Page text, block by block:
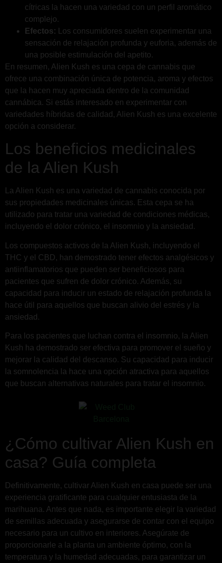
cítricas la hacen una variedad con un perfil aromático
complejo.
Efectos: Los consumidores suelen experimentar una
sensación de relajación profunda y euforia, además de
una posible estimulación del apetito.
En resumen, Alien Kush es una cepa de cannabis que
ofrece una combinación única de potencia, aroma y efectos
que la hacen muy apreciada dentro de la comunidad
cannábica. Si estás interesado en experimentar con
variedades híbridas de calidad, Alien Kush es una excelente
opción a considerar.
Los beneficios medicinales
de la Alien Kush
La Alien Kush es una variedad de cannabis conocida por
sus propiedades medicinales únicas. Esta cepa se ha
utilizado para tratar una variedad de condiciones médicas,
incluyendo el dolor crónico, el insomnio y la ansiedad.
Los compuestos activos de la Alien Kush, incluyendo el
THC y el CBD, han demostrado tener efectos analgésicos y
antiinflamatorios que pueden ser beneficiosos para
pacientes que sufren de dolor crónico. Además, su
capacidad para inducir un estado de relajación profunda la
hace útil para aquellos que buscan alivio del estrés y la
ansiedad.
Para los pacientes que luchan contra el insomnio, la Alien
Kush ha demostrado ser efectiva para promover el sueño y
mejorar la calidad del descanso. Su capacidad para inducir
la somnolencia la hace una opción atractiva para aquellos
que buscan alternativas naturales para tratar el insomnio.
¿Cómo cultivar Alien Kush en
casa? Guía completa
Definitivamente, cultivar Alien Kush en casa puede ser una
experiencia gratificante para cualquier entusiasta de la
marihuana. Antes que nada, es importante elegir la variedad
de semillas adecuada y asegurarse de contar con el equipo
necesario para un cultivo en interiores. Asegúrate de
proporcionarle a la planta un ambiente óptimo, con la
temperatura y la humedad adecuadas, para garantizar un